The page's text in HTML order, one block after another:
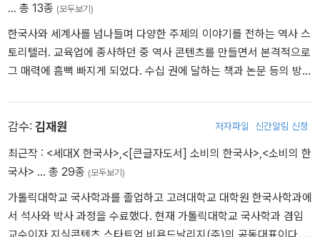
… 총 13종 (모두보기)
한국사와 세계사를 넘나들며 다양한 주제의 이야기를 전하는 역사 스
토리텔러. 교육업에 종사하던 중 역사 콘텐츠를 만들면서 본격적으로
그 매력에 흠뻑 빠지게 되었다. 수십 권에 달하는 책과 논문 등의 방대
꾸준히 소개해왔다. 인류가 지난 세월 동안 거쳐온 전쟁과 협력의 과
정을 알면 알수록, 세상이 돌아가는 원리를 깨우치는 느낌을 받았다.
역사를 통해 세상을 보는 시야가 180도 달라지는 놀라운 변화를 사람
들과 나누고자 이 시대에 꼭 필요한 역사 이야기를 추려 《요즘 어른을
위한 최소한의 세계사》와 《요즘 어른을 위한 최소한의 한국사》를 집
필했다. 더 많은 이와 역사 지식을 나누고자 역사 전문 유튜브 채널
감수: 김재원 저자파일 신간알림 신청
최근작 : <세대X 한국사>,<[큰글자도서] 소비의 한국사>,<소비의 한
국사> … 총 29종 (모두보기)
가톨릭대학교 국사학과를 졸업하고 고려대학교 대학원 한국사학과에
서 석사와 박사 과정을 수료했다. 현재 가톨릭대학교 국사학과 겸임